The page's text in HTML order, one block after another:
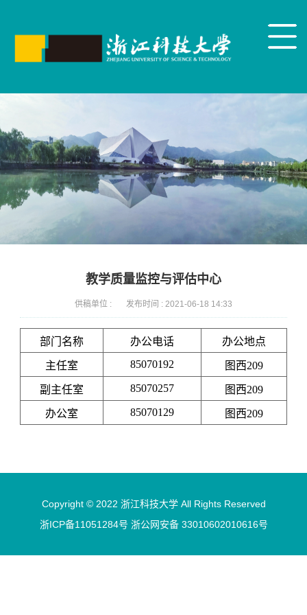
教学质量监控与评估中心
供稿单位 : 发布时间 : 2021-06-18 14:33
部门名称 办公电话 办公地点
主任室 85070192 图西209
副主任室 85070257 图西209
办公室 85070129 图西209
Copyright © 2022 浙江科技大学 All Rights Reserved
浙ICP备11051284号 浙公网安备 33010602010616号